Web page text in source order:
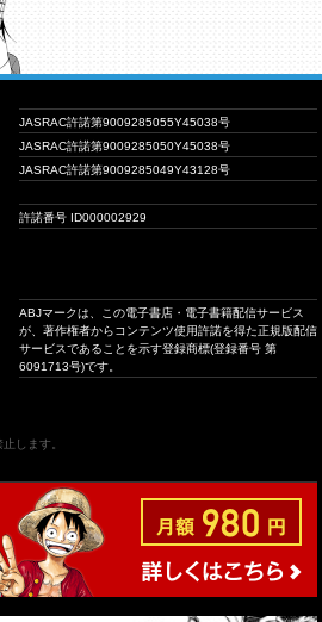
JASRAC許諾第9009285055Y45038号
JASRAC許諾第9009285050Y45038号
JASRAC許諾第9009285049Y43128号
許諾番号 ID000002929
ABJマークは、この電子書店・電子書籍配信サービス
が、著作権者からコンテンツ使用許諾を得た正規版配信
サービスであることを示す登録商標(登録番号 第
6091713号)です。
します。